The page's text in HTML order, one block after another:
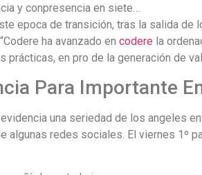
y conpresencia en siete…
epoca de transición, tras la salida
ha avanzado en codere la
en pro de la generación de
Para Importante
una seriedad de los angeles
algunas redes sociales. El viernes 1º